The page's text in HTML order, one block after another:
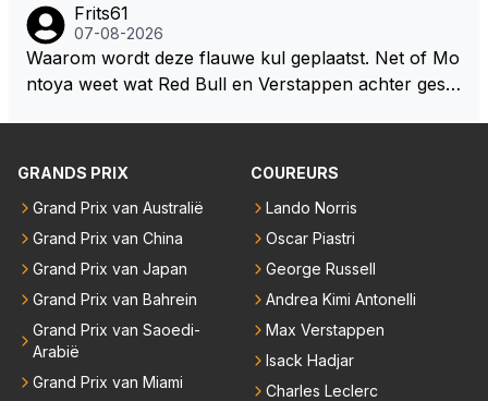
ze wolff gesneden heeft?
okies made of your own dough" 🤣
Frits61
07-08-2026
Waarom wordt deze flauwe kul geplaatst. Net of Mo
ntoya weet wat Red Bull en Verstappen achter geslo
GRANDS PRIX
Grand Prix van Australië
Grand Prix van China
Grand Prix van Japan
Grand Prix van Bahrein
Grand Prix van Saoedi-
Arabië
Grand Prix van Miami
COUREURS
Lando Norris
Oscar Piastri
George Russell
Andrea Kimi Antonelli
Max Verstappen
Isack Hadjar
Charles Leclerc